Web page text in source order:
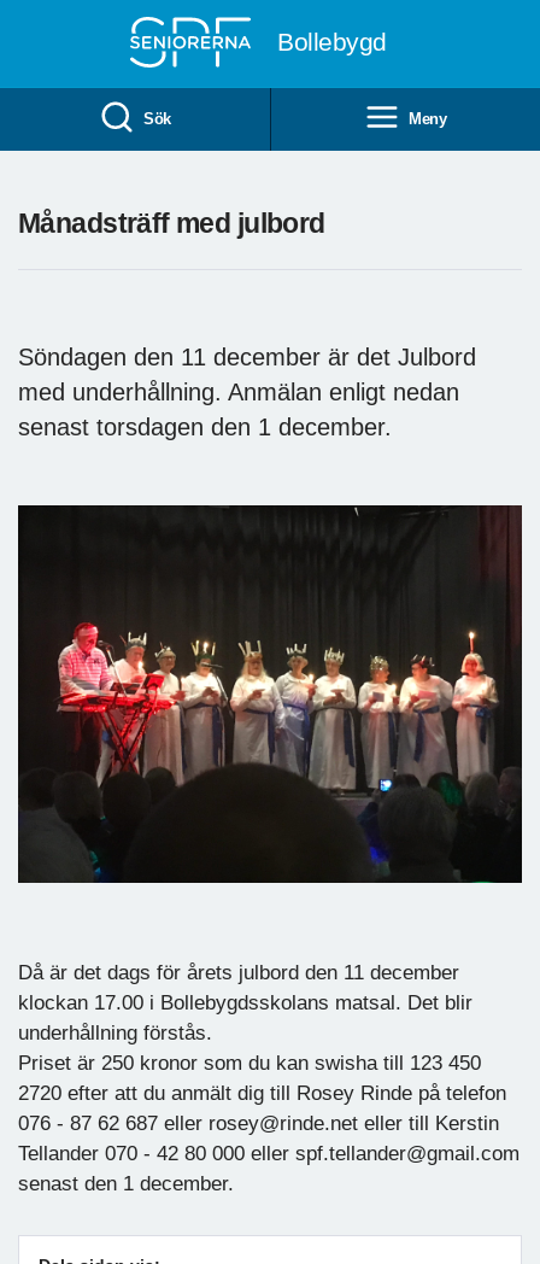
Bollebygd
Sök Meny
Månadsträff med julbord
Söndagen den 11 december är det Julbord
med underhållning. Anmälan enligt nedan
senast torsdagen den 1 december.
Då är det dags för årets julbord den 11 december
klockan 17.00 i Bollebygdsskolans matsal. Det blir
underhållning förstås.
Priset är 250 kronor som du kan swisha till 123 450
2720 efter att du anmält dig till Rosey Rinde på telefon
076 - 87 62 687 eller rosey@rinde.net eller till Kerstin
Tellander 070 - 42 80 000 eller spf.tellander@gmail.com
senast den 1 december.